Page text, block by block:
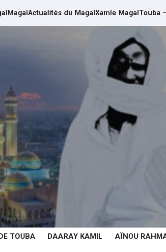
Magal Actualités du Magal Xamle Magal Touba
TOUBA DAARAY KAMIL AÏNOU